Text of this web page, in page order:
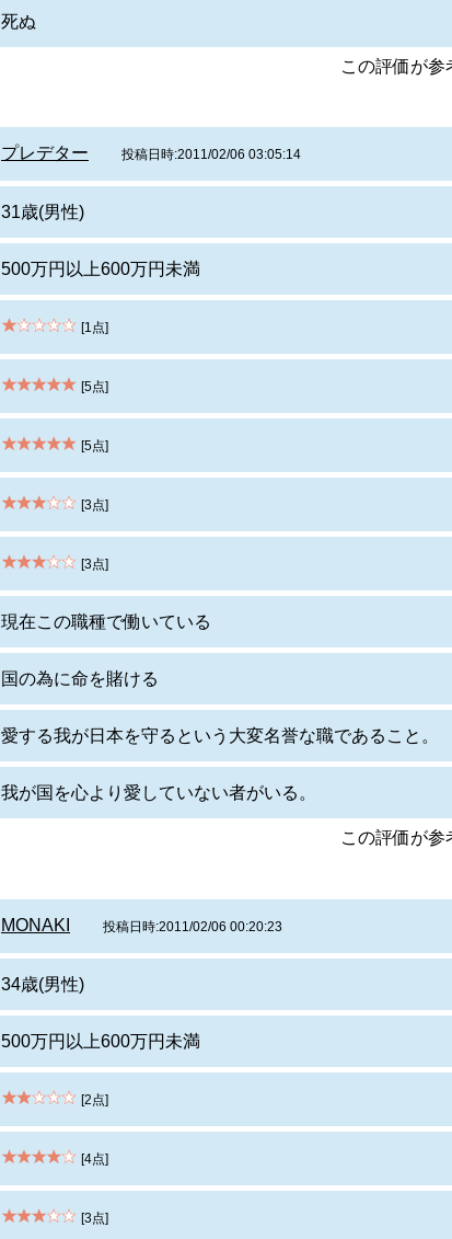
死ぬ
この評価が
プレデター 投稿日時:2011/02/06 03:05:14
31歳(男性)
500万円以上600万円未満
[1点]
[5点]
[5点]
[3点]
[3点]
現在この職種で働いている
国の為に命を賭ける
愛する我が日本を守るという大変名誉な職であること。
我が国を心より愛していない者がいる。
この評価が
MONAKI 投稿日時:2011/02/06 00:20:23
34歳(男性)
500万円以上600万円未満
[2点]
[4点]
[3点]